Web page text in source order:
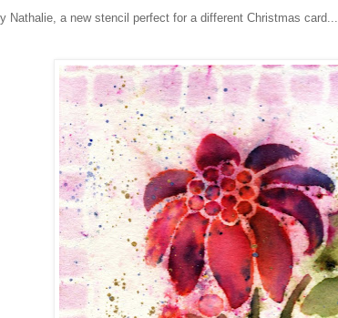
Nathalie, a new stencil perfect for a different Christmas card...